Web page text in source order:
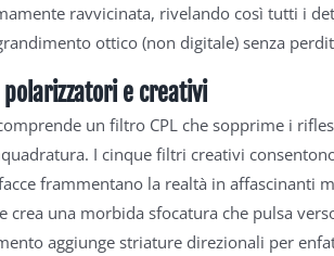
ravvicinata, rivelando così tutti i
ottico (non digitale) senza
polarizzatori e creativi
un filtro CPL che sopprime i
I cinque filtri creativi
frammentano la realtà in affascinanti
crea una morbida sfocatura che pulsa
aggiunge striature direzionali per